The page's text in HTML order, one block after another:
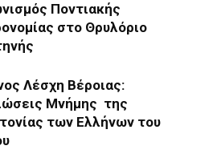
Ποντιακής
στο Θρυλόριο
Λέσχη Βέροιας:
Μνήμης της
των Ελλήνων του